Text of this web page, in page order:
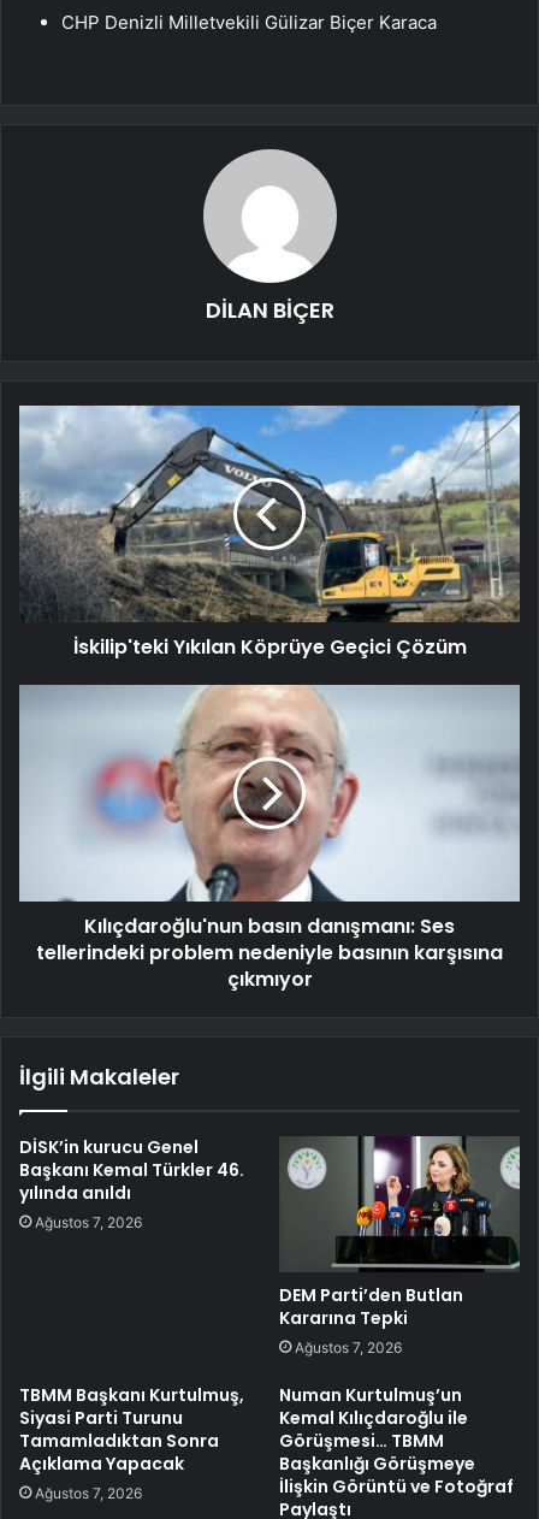
CHP Denizli Milletvekili Gülizar Biçer Karaca
DİLAN BİÇER
İskilip'teki Yıkılan Köprüye Geçici Çözüm
Kılıçdaroğlu'nun basın danışmanı: Ses
tellerindeki problem nedeniyle basının karşısına
çıkmıyor
İlgili Makaleler
DİSK’in kurucu Genel
Başkanı Kemal Türkler 46.
yılında anıldı
Ağustos 7, 2026
DEM Parti’den Butlan
Kararına Tepki
Ağustos 7, 2026
TBMM Başkanı Kurtulmuş,
Siyasi Parti Turunu
Tamamladıktan Sonra
Açıklama Yapacak
Ağustos 7, 2026
Numan Kurtulmuş’un
Kemal Kılıçdaroğlu ile
Görüşmesi… TBMM
Başkanlığı Görüşmeye
İlişkin Görüntü ve Fotoğraf
Paylaştı